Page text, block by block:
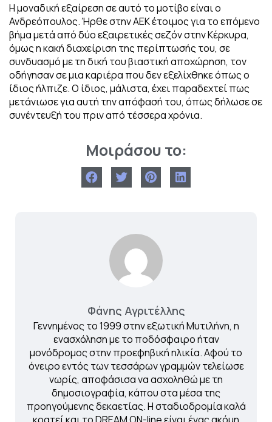
Η μοναδική εξαίρεση σε αυτό το μοτίβο είναι ο
Ανδρεόπουλος. Ήρθε στην ΑΕΚ έτοιμος για το επόμενο
βήμα μετά από δύο εξαιρετικές σεζόν στην Κέρκυρα,
όμως η κακή διαχείριση της περίπτωσής του, σε
συνδυασμό με τη δική του βιαστική αποχώρηση, τον
οδήγησαν σε μια καριέρα που δεν εξελίχθηκε όπως ο
ίδιος ήλπιζε. Ο ίδιος, μάλιστα, έχει παραδεχτεί πως
μετάνιωσε για αυτή την απόφασή του, όπως δήλωσε σε
συνέντευξή του πριν από τέσσερα χρόνια.
Μοιράσου το:
Φάνης Αγριτέλλης
Γεννημένος το 1999 στην εξωτική Μυτιλήνη, η
ενασχόληση με το ποδόσφαιρο ήταν
μονόδρομος στην προεφηβική ηλικία. Αφού το
όνειρο εντός των τεσσάρων γραμμών τελείωσε
νωρίς, αποφάσισα να ασχοληθώ με τη
δημοσιογραφία, κάπου στα μέσα της
προηγούμενης δεκαετίας. Η σταδιοδρομία καλά